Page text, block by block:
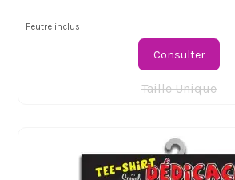
Feutre inclus
Consulter
Taille Unique